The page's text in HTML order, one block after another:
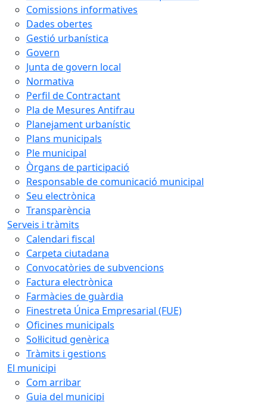
Comissions informatives
Dades obertes
Gestió urbanística
Govern
Junta de govern local
Normativa
Perfil de Contractant
Pla de Mesures Antifrau
Planejament urbanístic
Plans municipals
Ple municipal
Òrgans de participació
Responsable de comunicació municipal
Seu electrònica
Transparència
Serveis i tràmits
Calendari fiscal
Carpeta ciutadana
Convocatòries de subvencions
Factura electrònica
Farmàcies de guàrdia
Finestreta Única Empresarial (FUE)
Oficines municipals
Sol·licitud genèrica
Tràmits i gestions
El municipi
Com arribar
Guia del municipi